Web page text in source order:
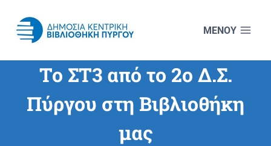
content
Το ΣΤ3 από το 2ο Δ.Σ.
Πύργου στη Βιβλιοθήκη
μας